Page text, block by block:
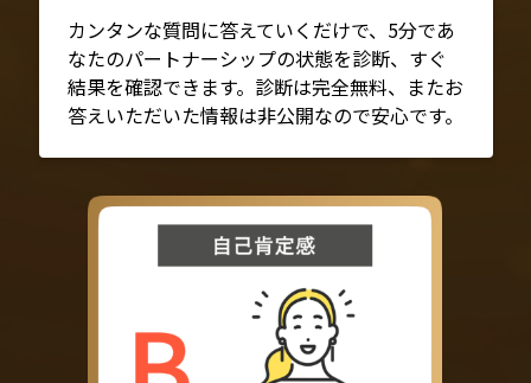
カンタンな質問に答えていくだけで、5分であ
なたのパートナーシップの状態を診断、すぐ
結果を確認できます。診断は完全無料、またお
答えいただいた情報は非公開なので安心です。